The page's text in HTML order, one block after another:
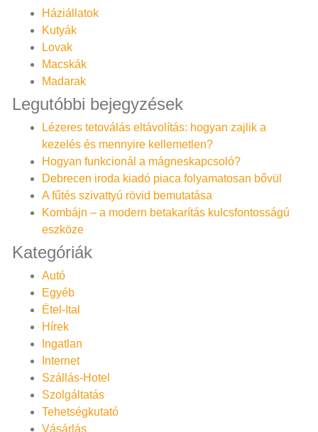
Háziállatok
Kutyák
Lovak
Macskák
Madarak
Legutóbbi bejegyzések
Lézeres tetoválás eltávolítás: hogyan zajlik a
kezelés és mennyire kellemetlen?
Hogyan funkcionál a mágneskapcsoló?
Debrecen iroda kiadó piaca folyamatosan bővül
A fűtés szivattyú rövid bemutatása
Kombájn – a modern betakarítás kulcsfontosságú
eszköze
Kategóriák
Autó
Egyéb
Étel-Ital
Hírek
Ingatlan
Internet
Szállás-Hotel
Szolgáltatás
Tehetségkutató
Vásárlás